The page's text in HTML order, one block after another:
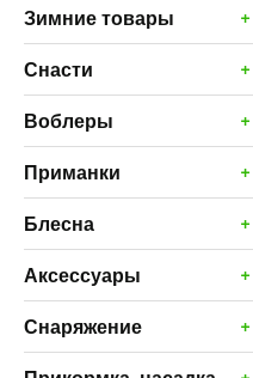
+
Зимние товары
+
Снасти
+
Воблеры
+
Приманки
+
Блесна
+
Аксессуары
+
Снаряжение